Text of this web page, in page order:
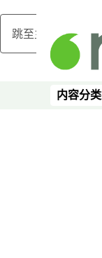
跳至主内容
内容分类
内容分类